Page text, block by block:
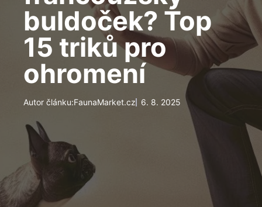
buldoček? Top
15 triků pro
ohromení
Autor článku:FaunaMarket.cz 6. 8. 2025